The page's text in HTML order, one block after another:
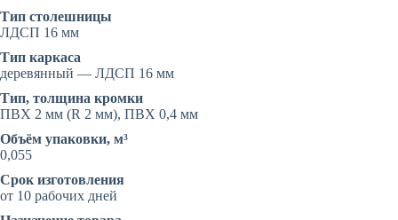
Тип столешницы
ЛДСП 16 мм
Тип каркаса
деревянный — ЛДСП 16 мм
Тип, толщина кромки
ПВХ 2 мм (R 2 мм), ПВХ 0,4 мм
Объём упаковки, м³
0,055
Срок изготовления
от 10 рабочих дней